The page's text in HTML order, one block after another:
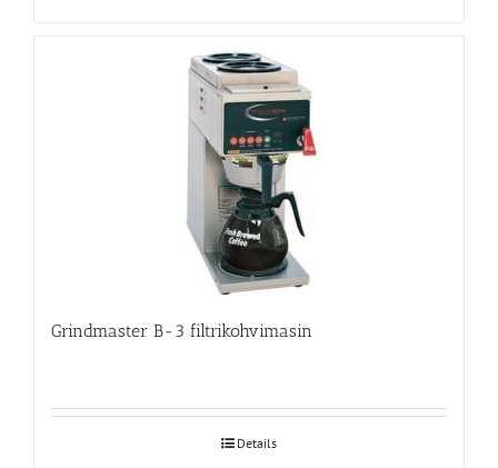
Grindmaster B-3 filtrikohvimasin
Details